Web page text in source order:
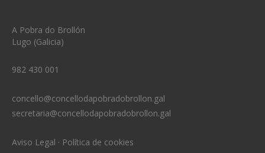
A Pobra do Brollón
Lugo (Galicia)
982 430 001
concello@concellodapobradobrollon.gal
secretaria@concellodapobradobrollon.gal
Aviso Legal · Política de cookies